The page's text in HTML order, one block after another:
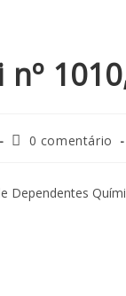
0 comentário
Dependentes